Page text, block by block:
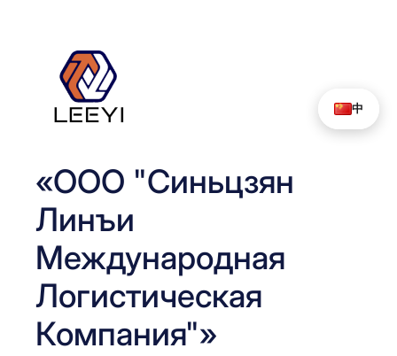
содержимому
«ООО "Синьцзян
Линъи
Международная
Логистическая
Компания"»
中